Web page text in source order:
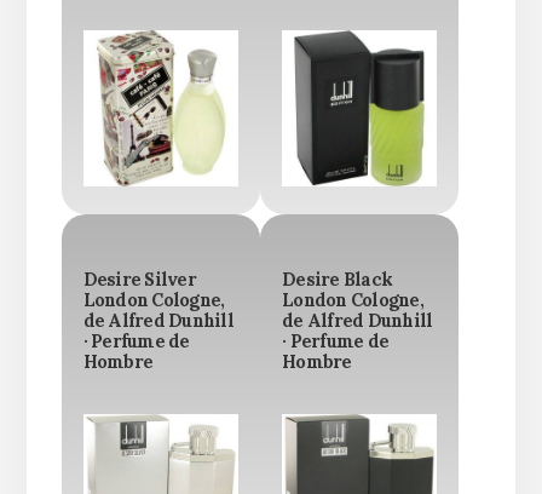
Desire Silver
London Cologne,
de Alfred Dunhill
· Perfume de
Hombre
Desire Black
London Cologne,
de Alfred Dunhill
· Perfume de
Hombre